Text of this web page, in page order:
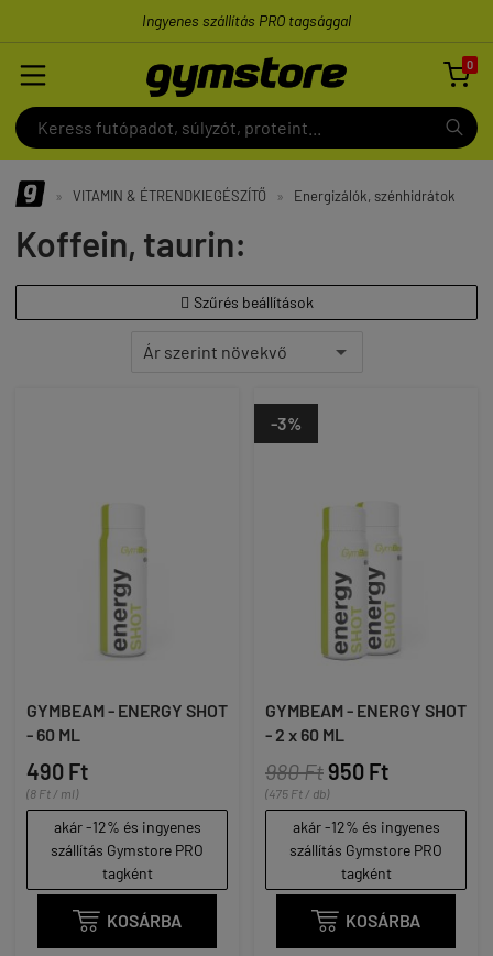
Ingyenes szállítás PRO tagsággal
0

» VITAMIN & ÉTRENDKIEGÉSZÍTŐ » Energizálók, szénhidrátok
Koffein, taurin:
 Szűrés beállítások
GYMBEAM - ENERGY SHOT
- 60 ML
490 Ft
(8 Ft / ml)
akár -12% és ingyenes
szállítás Gymstore PRO
tagként
 KOSÁRBA
-3%
GYMBEAM - ENERGY SHOT
- 2 x 60 ML
980 Ft950 Ft
(475 Ft / db)
akár -12% és ingyenes
szállítás Gymstore PRO
tagként
 KOSÁRBA